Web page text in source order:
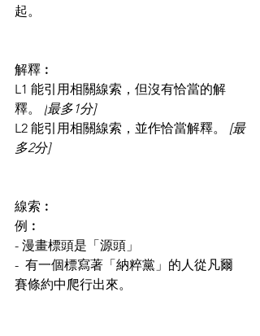
起。
解釋︰
L1 能引用相關線索，但沒有恰當的解
釋。 [最多1分]
L2 能引用相關線索，並作恰當解釋。 [最
多2分]
線索︰
例︰
- 漫畫標頭是「源頭」
-  有一個標寫著「納粹黨」的人從凡爾
賽條約中爬行出來。